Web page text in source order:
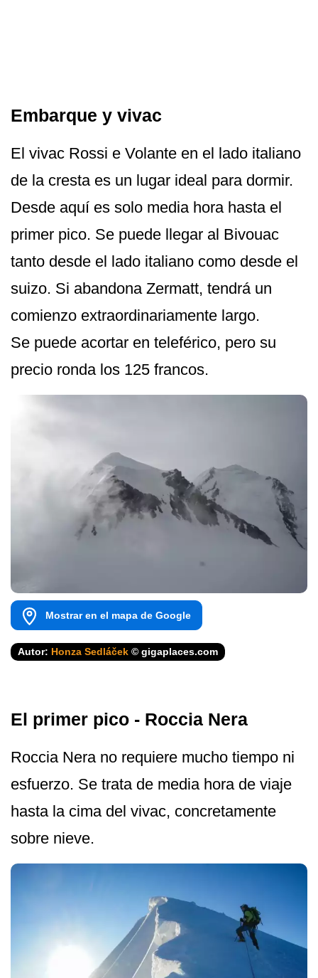
Embarque y vivac
El vivac Rossi e Volante en el lado italiano
de la cresta es un lugar ideal para dormir.
Desde aquí es solo media hora hasta el
primer pico. Se puede llegar al Bivouac
tanto desde el lado italiano como desde el
suizo. Si abandona Zermatt, tendrá un
comienzo extraordinariamente largo.
Se puede acortar en teleférico, pero su
precio ronda los 125 francos.
Mostrar en el mapa de Google
Autor: Honza Sedláček © gigaplaces.com
El primer pico - Roccia Nera
Roccia Nera no requiere mucho tiempo ni
esfuerzo. Se trata de media hora de viaje
hasta la cima del vivac, concretamente
sobre nieve.